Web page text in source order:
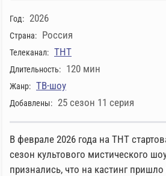
Год: 2026
Страна: Россия
Телеканал: ТНТ
Длительность: 120 мин
Жанр: ТВ-шоу
Добавлены: 25 сезон 11 серия
В феврале 2026 года на ТНТ
сезон культового мистического
признались, что на кастинг